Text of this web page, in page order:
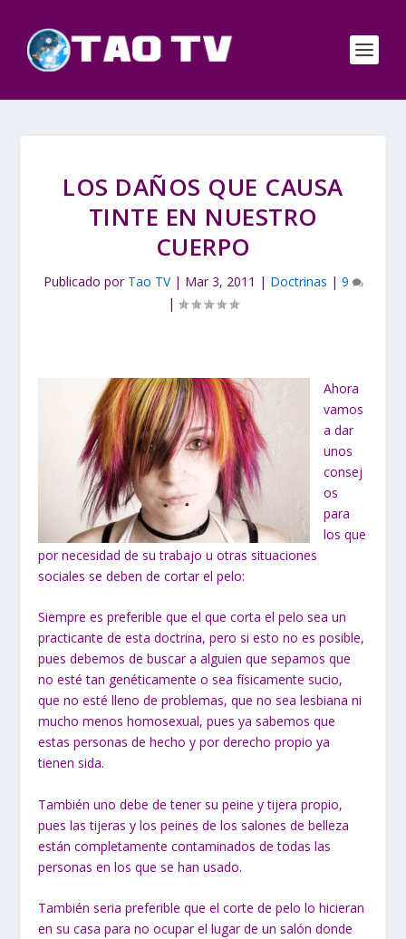
LOS DAÑOS QUE CAUSA
TINTE EN NUESTRO
CUERPO
Publicado por Tao TV| Mar 3, 2011 | Doctrinas | 9
|
Ahora
vamos
a dar
unos
consej
os
para
los que
por necesidad de su trabajo u otras situaciones
sociales se deben de cortar el pelo:
Siempre es preferible que el que corta el pelo sea un
practicante de esta doctrina, pero si esto no es posible,
pues debemos de buscar a alguien que sepamos que
no esté tan genéticamente o sea físicamente sucio,
que no esté lleno de problemas, que no sea lesbiana ni
mucho menos homosexual, pues ya sabemos que
estas personas de hecho y por derecho propio ya
tienen sida.
También uno debe de tener su peine y tijera propio,
pues las tijeras y los peines de los salones de belleza
están completamente contaminados de todas las
personas en los que se han usado.
También seria preferible que el corte de pelo lo hicieran
en su casa para no ocupar el lugar de un salón donde